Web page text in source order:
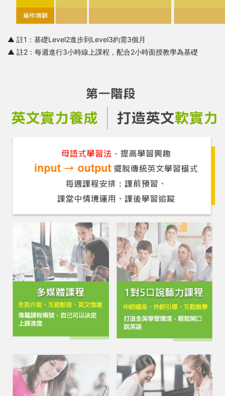
▲ 註1：基礎Level2進步到Level3約需3個月
▲ 註2：每週進行3小時線上課程，配合2小時面授教學為基礎